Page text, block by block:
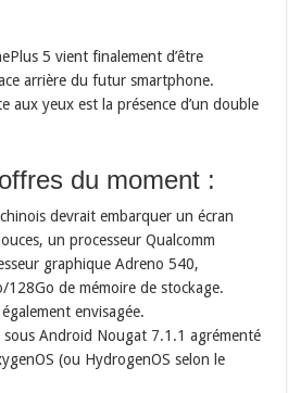
5 vient finalement d’être
arrière du futur smartphone.
aux yeux est la présence d’un double
du moment :
devrait embarquer un écran
un processeur Qualcomm
graphique Adreno 540,
de mémoire de stockage.
envisagée.
sous Android Nougat 7.1.1 agrémenté
(ou HydrogenOS selon le